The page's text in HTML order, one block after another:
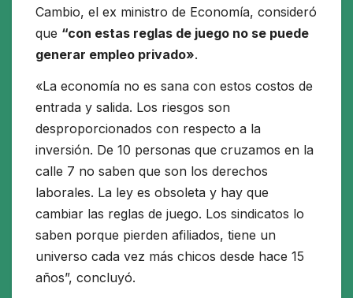
Cambio, el ex ministro de Economía, consideró
que “con estas reglas de juego no se puede
generar empleo privado».
«La economía no es sana con estos costos de
entrada y salida. Los riesgos son
desproporcionados con respecto a la
inversión. De 10 personas que cruzamos en la
calle 7 no saben que son los derechos
laborales. La ley es obsoleta y hay que
cambiar las reglas de juego. Los sindicatos lo
saben porque pierden afiliados, tiene un
universo cada vez más chicos desde hace 15
años”, concluyó.